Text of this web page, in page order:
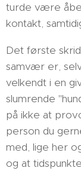
turde være
kontakt,
Det første
samvær er,
velkendt i en
slumrende
på ikke at
person du
med, lige her
og at